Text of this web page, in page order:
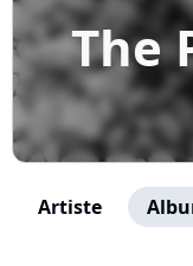
The
Artiste